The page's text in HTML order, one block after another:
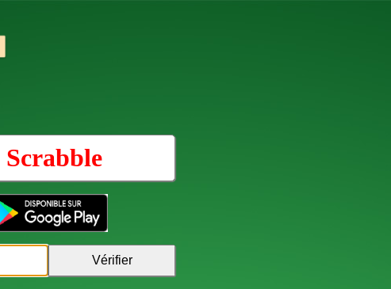
Scrabble